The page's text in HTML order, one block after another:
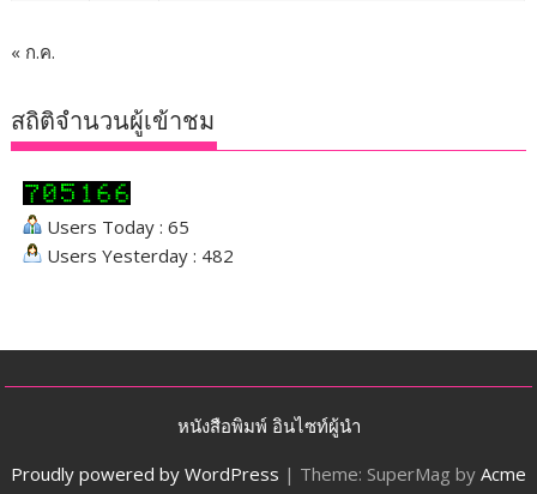
« ก.ค.
สถิติจำนวนผู้เข้าชม
Users Today : 65
Users Yesterday : 482
หนังสือพิมพ์ อินไซท์ผู้นำ
Proudly powered by WordPress | Theme: SuperMag by Acme